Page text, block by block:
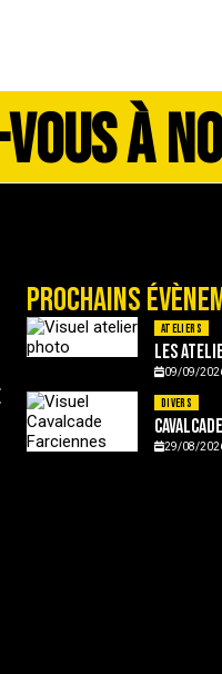
À
PROCHAINS
Ateliers
Les
09/09/
Divers
29/08/